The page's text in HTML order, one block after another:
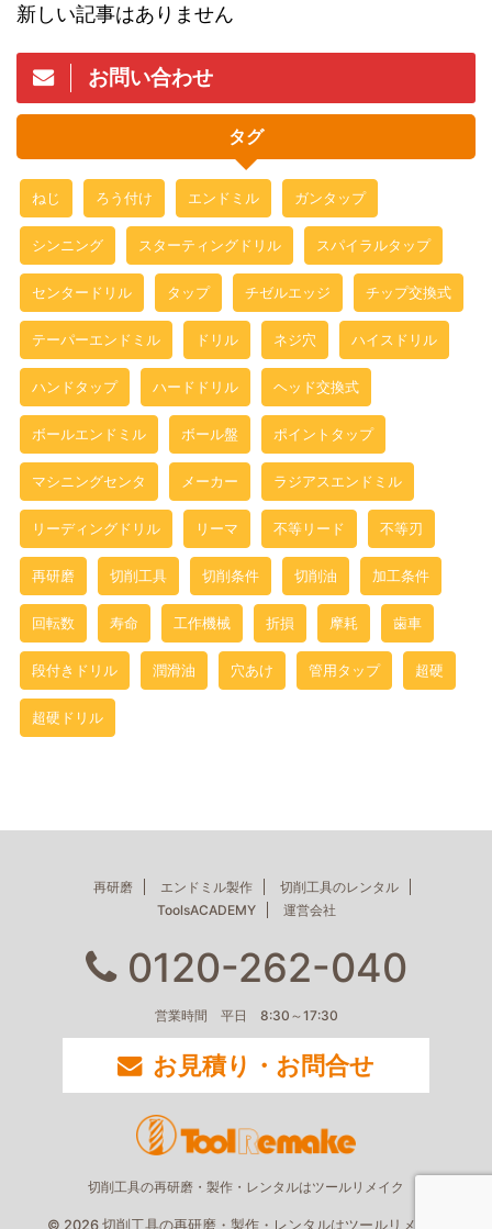
新しい記事はありません
お問い合わせ
タグ
ねじ ろう付け エンドミル ガンタップ
シンニング スターティングドリル スパイラルタップ
センタードリル タップ チゼルエッジ チップ交換式
テーパーエンドミル ドリル ネジ穴 ハイスドリル
ハンドタップ ハードドリル ヘッド交換式
ボールエンドミル ボール盤 ポイントタップ
マシニングセンタ メーカー ラジアスエンドミル
リーディングドリル リーマ 不等リード 不等刃
再研磨 切削工具 切削条件 切削油 加工条件
回転数 寿命 工作機械 折損 摩耗 歯車
段付きドリル 潤滑油 穴あけ 管用タップ 超硬
超硬ドリル
再研磨 エンドミル製作
切削工具のレンタル
ToolsACADEMY
運営会社
0120-262-040
営業時間 平日 8:30～17:30
お見積り・お問合せ
切削工具の再研磨・製作・レンタルはツールリメイク
© 2026 切削工具の再研磨・製作・レンタルはツールリメイク